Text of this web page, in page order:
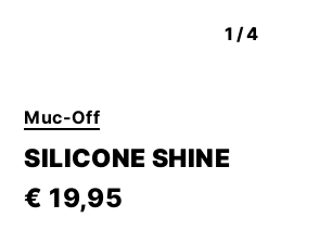
1 /4
Muc-Off
SILICONE SHINE
€ 19,95